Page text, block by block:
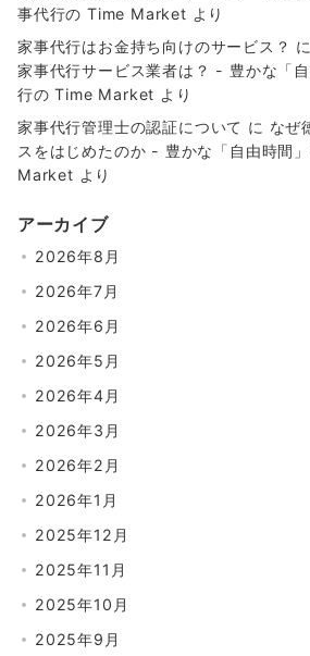
事代行の Time Market より
家事代行はお金持ち向けのサービス？ に
家事代行サービス業者は？ - 豊かな「
行の Time Market より
家事代行管理士の認証について に なぜ
スをはじめたのか - 豊かな「自由時間
Market より
アーカイブ
2026年8月
2026年7月
2026年6月
2026年5月
2026年4月
2026年3月
2026年2月
2026年1月
2025年12月
2025年11月
2025年10月
2025年9月